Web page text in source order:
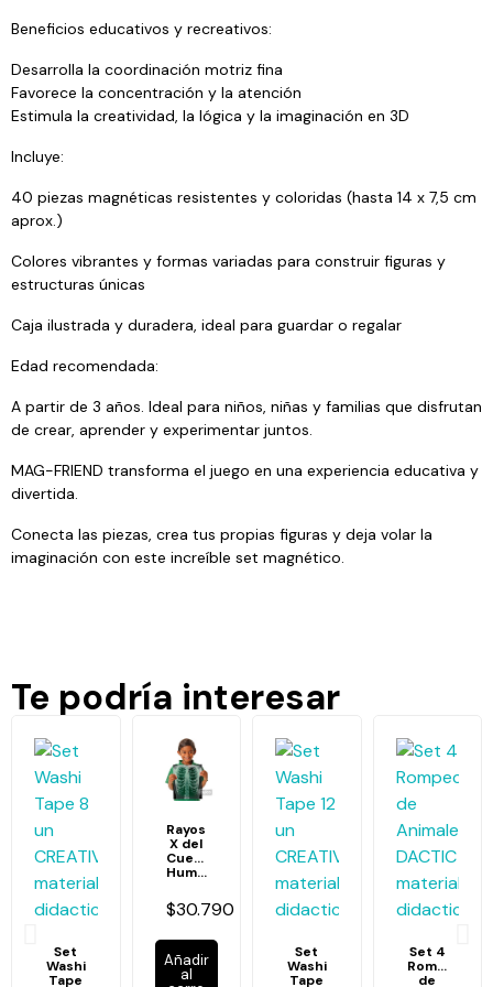
Beneficios educativos y recreativos:
Desarrolla la coordinación motriz fina
Favorece la concentración y la atención
Estimula la creatividad, la lógica y la imaginación en 3D
Incluye:
40 piezas magnéticas resistentes y coloridas (hasta 14 x 7,5 cm
aprox.)
Colores vibrantes y formas variadas para construir figuras y
estructuras únicas
Caja ilustrada y duradera, ideal para guardar o regalar
Edad recomendada:
A partir de 3 años. Ideal para niños, niñas y familias que disfrutan
de crear, aprender y experimentar juntos.
MAG-FRIEND transforma el juego en una experiencia educativa y
divertida.
Conecta las piezas, crea tus propias figuras y deja volar la
imaginación con este increíble set magnético.
Te podría interesar
Set
Washi
Tape
Rayos
X del
Cuerpo
Humano
$30.790
Añadir
al
Set
Washi
Tape
Set 4
de